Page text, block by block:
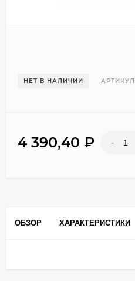
НЕТ В НАЛИЧИИ
4 390,40 ₽ -
ОБЗОР ХАРАКТЕРИСТИКИ